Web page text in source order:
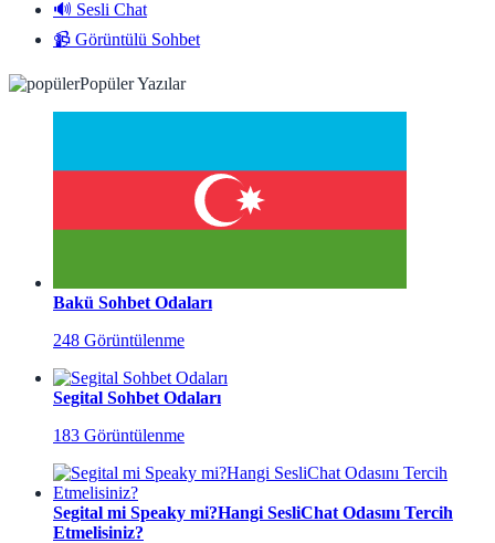
🔊 Sesli Chat
📹 Görüntülü Sohbet
Popüler Yazılar
Bakü Sohbet Odaları
248 Görüntülenme
Segital Sohbet Odaları
183 Görüntülenme
Segital mi Speaky mi?Hangi SesliChat Odasını Tercih
Etmelisiniz?